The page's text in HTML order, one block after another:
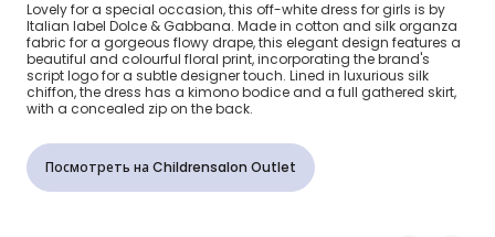
Dress
Lovely for a special occasion, this off-white dress for girls is by
Italian label Dolce & Gabbana. Made in cotton and silk organza
fabric for a gorgeous flowy drape, this elegant design features a
beautiful and colourful floral print, incorporating the brand's
script logo for a subtle designer touch. Lined in luxurious silk
chiffon, the dress has a kimono bodice and a full gathered skirt,
with a concealed zip on the back.
Посмотреть на Childrensalon Outlet